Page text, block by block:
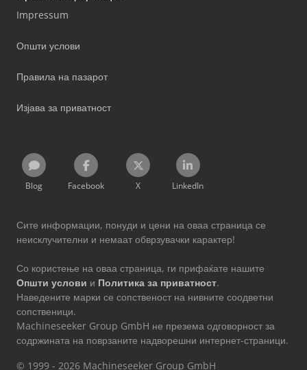
Impressum
Општи услови
Правила на пазарот
Изјава за приватност
Blog Facebook X LinkedIn
Сите информации, понуди и цени на оваа страница се
неисклучителни и немаат обврзувачки карактер!
Со користење на оваа страница, ги прифаќате нашите
Општи услови и Политика за приватност.
Наведените марки се сопственост на нивните соодветни
сопственици.
Machineseeker Group GmbH не презема одговорност за
содржината на поврзаните надворешни интернет-страници.
© 1999 - 2026 Machineseeker Group GmbH